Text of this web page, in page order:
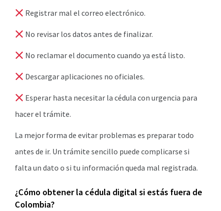
Registrar mal el correo electrónico.
No revisar los datos antes de finalizar.
No reclamar el documento cuando ya está listo.
Descargar aplicaciones no oficiales.
Esperar hasta necesitar la cédula con urgencia para
hacer el trámite.
La mejor forma de evitar problemas es preparar todo
antes de ir. Un trámite sencillo puede complicarse si
falta un dato o si tu información queda mal registrada.
¿Cómo obtener la cédula digital si estás fuera de
Colombia?